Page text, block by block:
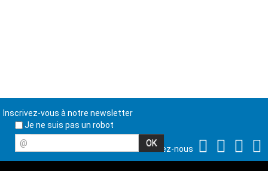
Inscrivez-vous à notre newsletter
Je ne suis pas un robot
@
Suivez-nous